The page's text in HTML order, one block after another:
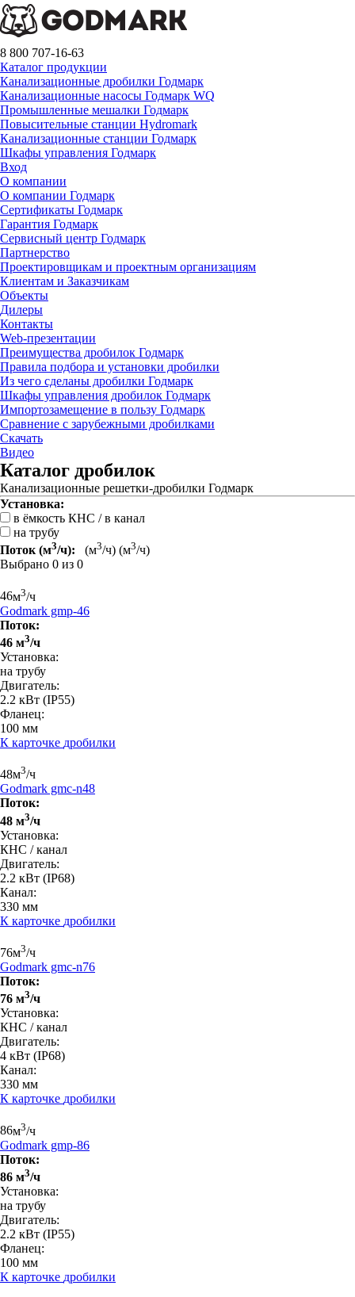
8 800 707-16-63
Каталог продукции
Канализационные дробилки Годмарк
Канализационные насосы Годмарк WQ
Промышленные мешалки Годмарк
Повысительные станции Hydromark
Канализационные станции Годмарк
Шкафы управления Годмарк
Вход
О компании
О компании Годмарк
Сертификаты Годмарк
Гарантия Годмарк
Сервисный центр Годмарк
Партнерство
Проектировщикам и проектным организациям
Клиентам и Заказчикам
Объекты
Дилеры
Контакты
Web-презентации
Преимущества дробилок Годмарк
Правила подбора и установки дробилки
Из чего сделаны дробилки Годмарк
Шкафы управления дробилок Годмарк
Импортозамещение в пользу Годмарк
Сравнение с зарубежными дробилками
Скачать
Видео
Каталог дробилок
Канализационные решетки-дробилки Годмарк
Установка:
в ёмкость КНС / в канал
на трубу
Поток (м3/ч): (м3/ч) (м3/ч)
Выбрано 0 из 0
46м3/ч
Godmark gmp-46
Поток:
46 м3/ч
Установка:
на трубу
Двигатель:
2.2 кВт (IP55)
Фланец:
100 мм
К карточке дробилки
48м3/ч
Godmark gmc-n48
Поток:
48 м3/ч
Установка:
КНС / канал
Двигатель:
2.2 кВт (IP68)
Канал:
330 мм
К карточке дробилки
76м3/ч
Godmark gmc-n76
Поток:
76 м3/ч
Установка:
КНС / канал
Двигатель:
4 кВт (IP68)
Канал:
330 мм
К карточке дробилки
86м3/ч
Godmark gmp-86
Поток:
86 м3/ч
Установка:
на трубу
Двигатель:
2.2 кВт (IP55)
Фланец:
100 мм
К карточке дробилки